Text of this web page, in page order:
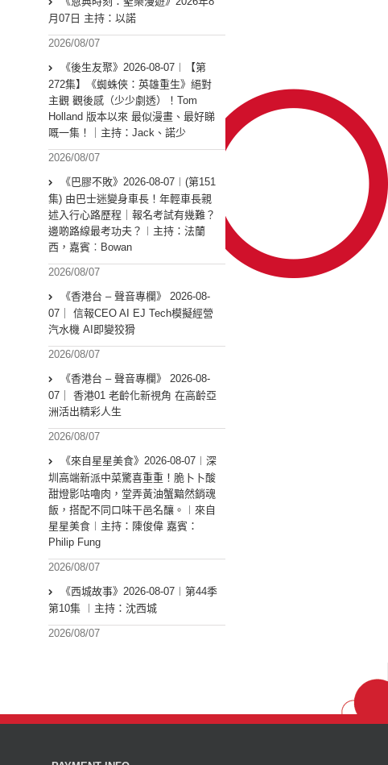
月07日 主持：以諾
2026/08/07
《後生友聚》2026-08-07︱【第
272集】《蜘蛛俠：英雄重生》絕對
主觀 觀後感（少少劇透）！Tom
Holland 版本以來 最似漫畫、最好睇
嘅一集！｜主持：Jack、諾少
2026/08/07
《巴膠不敗》2026-08-07︱(第151
集) 由巴士迷變身車長！年輕車長親
述入行心路歷程｜報名考試有幾難？
邊啲路線最考功夫？︱主持：法蘭
西，嘉賓︰Bowan
2026/08/07
《香港台 – 聲音專欄》 2026-08-
07｜ 信報CEO AI EJ Tech模擬經營
汽水機 AI即變狡猾
2026/08/07
《香港台 – 聲音專欄》 2026-08-
07｜ 香港01 老齡化新視角 在高齡亞
洲活出精彩人生
2026/08/07
《來自星星美食》2026-08-07︱深
圳高端新派中菜驚喜重重！脆卜卜酸
甜燈影咕嚕肉，堂弄黃油蟹黯然銷魂
飯，搭配不同口味干邑名釀。︱來自
星星美食︱主持：陳俊偉 嘉賓：
Philip Fung
2026/08/07
《西城故事》2026-08-07︱第44季
第10集 ︱主持：沈西城
2026/08/07